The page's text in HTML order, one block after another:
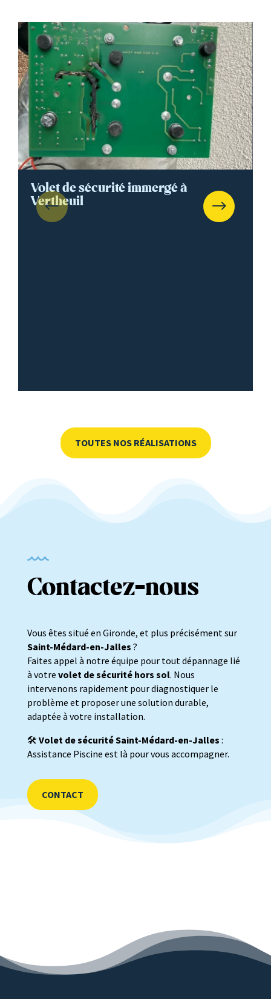
Volet de sécurité immergé à
Vertheuil
TOUTES NOS RÉALISATIONS
Contactez-nous
Vous êtes situé en Gironde, et plus précisément sur
Saint-Médard-en-Jalles ?
Faites appel à notre équipe pour tout dépannage lié
à votre volet de sécurité hors sol. Nous
intervenons rapidement pour diagnostiquer le
problème et proposer une solution durable,
adaptée à votre installation.
🛠️ Volet de sécurité Saint-Médard-en-Jalles :
Assistance Piscine est là pour vous accompagner.
CONTACT